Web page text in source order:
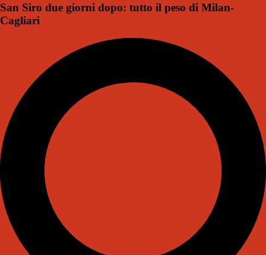
San Siro due giorni dopo: tutto il peso di Milan-
Cagliari